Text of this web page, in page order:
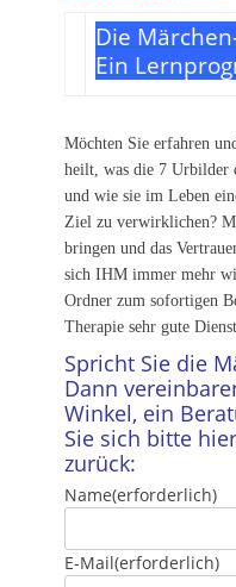
Die
Ein
Möchten Sie erfahren
heilt, was die 7 Urbilder
und wie sie im Leben
Ziel zu verwirklichen?
bringen und das
sich IHM immer mehr
Ordner zum sofortigen
Therapie sehr gute
Spricht Sie die
Dann
Winkel, ein
Sie sich bitte
zurück:
Name(erforderlich)
E-Mail(erforderlich)